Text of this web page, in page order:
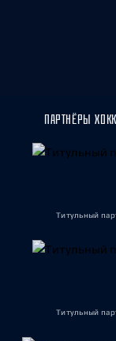
ПАРТНЁРЫ
Титульный
Титульный